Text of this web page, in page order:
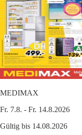
MEDIMAX
Fr. 7.8. - Fr. 14.8.2026
Gültig bis 14.08.2026